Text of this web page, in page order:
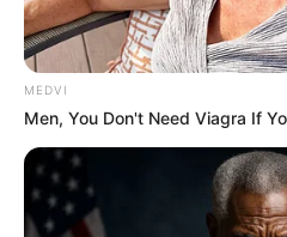
MEDVI
Men, You Don't Need Viagra If